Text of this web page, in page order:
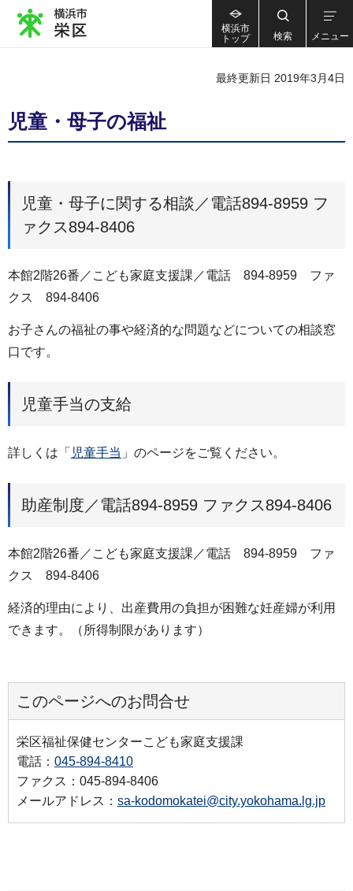
横浜市
トップ
検索 メニュー
最終更新日 2019年3月4日
児童・母子の福祉
児童・母子に関する相談／電話894-8959 フ
ァクス894-8406
本館2階26番／こども家庭支援課／電話 894-8959 ファ
クス 894-8406
お子さんの福祉の事や経済的な問題などについての相談窓
口です。
児童手当の支給
詳しくは「 児童手当 」のページをご覧ください。
助産制度／電話894-8959 ファクス894-8406
本館2階26番／こども家庭支援課／電話 894-8959 ファ
クス 894-8406
経済的理由により、出産費用の負担が困難な妊産婦が利用
できます。（所得制限があります）
このページへのお問合せ
栄区福祉保健センターこども家庭支援課
電話： 045-894-8410
ファクス：045-894-8406
メールアドレス： sa-kodomokatei@city.yokohama.lg.jp